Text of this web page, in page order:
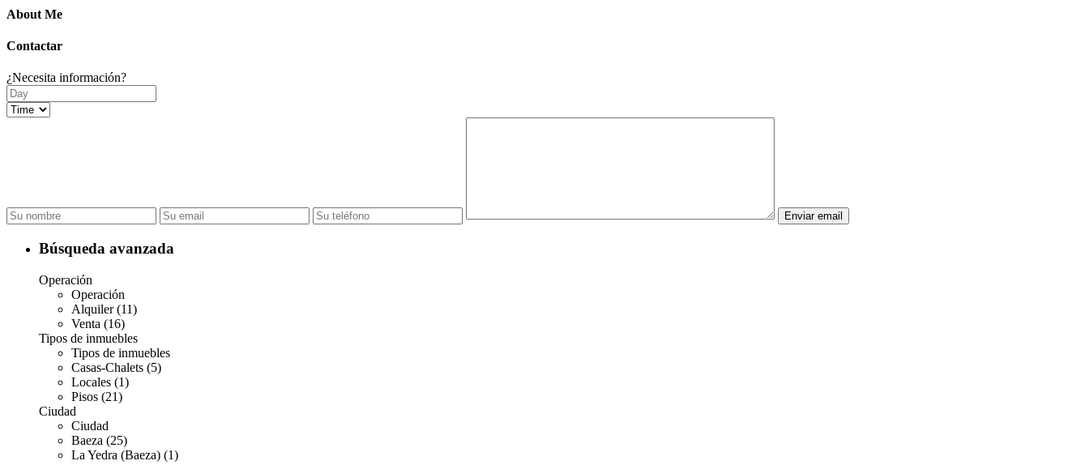
About Me
Contactar
¿Necesita información?
Búsqueda avanzada
Operación
Operación
Alquiler (11)
Venta (16)
Tipos de inmuebles
Tipos de inmuebles
Casas-Chalets (5)
Locales (1)
Pisos (21)
Ciudad
Ciudad
Baeza (25)
La Yedra (Baeza) (1)